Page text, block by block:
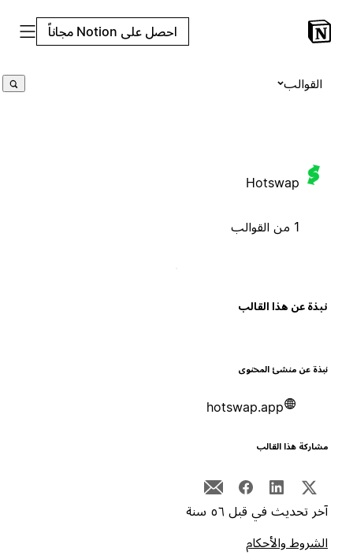
احصل على Notion مجاناً
القوالب
Hotswap
عن هذا القالب
عن منشئ المحتوى
hotswap.app
هذا القالب
تحديث في قبل ٥٦ سنة
والأحكام